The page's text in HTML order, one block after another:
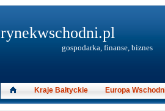
rynekwschodni.pl
gospodarka, finanse, biznes
Kraje Bałtyckie Europa